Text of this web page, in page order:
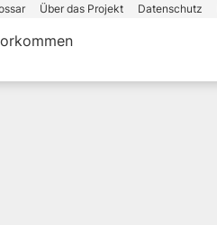
Über das Projekt Datenschutz